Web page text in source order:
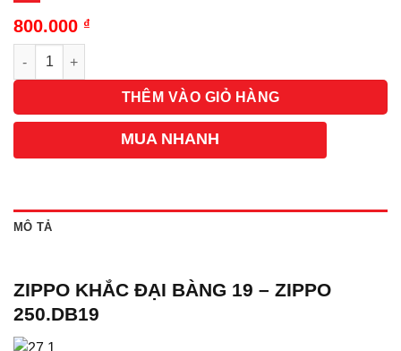
800.000 ₫
Số lượng
THÊM VÀO GIỎ HÀNG
MUA NHANH
MÔ TẢ
ZIPPO KHẮC ĐẠI BÀNG 19 – ZIPPO
250.DB19